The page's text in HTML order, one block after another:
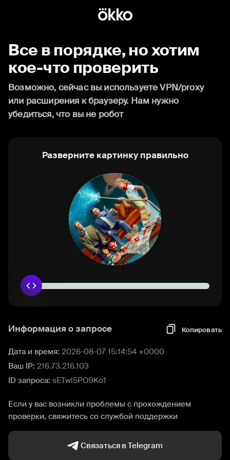
Все в порядке, но хотим
кое-что проверить
Возможно, сейчас вы используете VPN/proxy
или расширения к браузеру. Нам нужно
убедиться, что вы не робот
Разверните картинку правильно
Информация о запросе Копировать
Дата и время: 2026-08-07 15:14:54 +0000
Ваш IP: 216.73.216.103
ID запроса: sETwl5PO9Ko1
Если у вас возникли проблемы с прохождением
проверки, свяжитесь со службой поддержки
Связаться в Telegram